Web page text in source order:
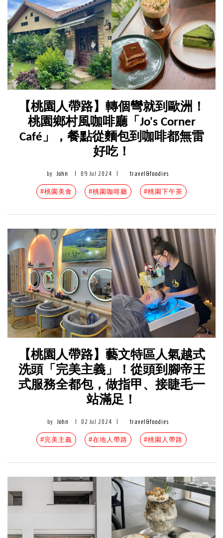
【桃園人帶路】轉個彎就到歐洲！
桃園鄉村風咖啡廳「Jo's Corner
Café」，餐點從麵包到咖啡都無雷
好吃！
by John 09 Jul 2024 travel&foodies
#桃園美食 #桃園咖啡廳 #桃園下午茶
【桃園人帶路】藝文特區人氣越式
洗頭「完美主義」！從頭到腳帝王
式服務全都包，做指甲、接睫毛一
站滿足！
by John 02 Jul 2024 travel&foodies
#完美主義 #在地人帶路 #桃園人帶路